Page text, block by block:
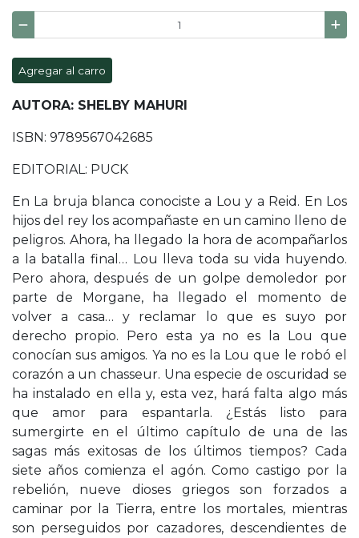
Agregar al carro
AUTORA: SHELBY MAHURI
ISBN: 9789567042685
EDITORIAL: PUCK
En La bruja blanca conociste a Lou y a Reid. En Los
hijos del rey los acompañaste en un camino lleno de
peligros. Ahora, ha llegado la hora de acompañarlos
a la batalla final… Lou lleva toda su vida huyendo.
Pero ahora, después de un golpe demoledor por
parte de Morgane, ha llegado el momento de
volver a casa… y reclamar lo que es suyo por
derecho propio. Pero esta ya no es la Lou que
conocían sus amigos. Ya no es la Lou que le robó el
corazón a un chasseur. Una especie de oscuridad se
ha instalado en ella y, esta vez, hará falta algo más
que amor para espantarla. ¿Estás listo para
sumergirte en el último capítulo de una de las
sagas más exitosas de los últimos tiempos? Cada
siete años comienza el agón. Como castigo por la
rebelión, nueve dioses griegos son forzados a
caminar por la Tierra, entre los mortales, mientras
son perseguidos por cazadores, descendientes de